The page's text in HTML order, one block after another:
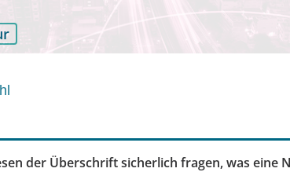
der Überschrift sicherlich fragen, was eine